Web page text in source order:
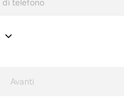
Avanti